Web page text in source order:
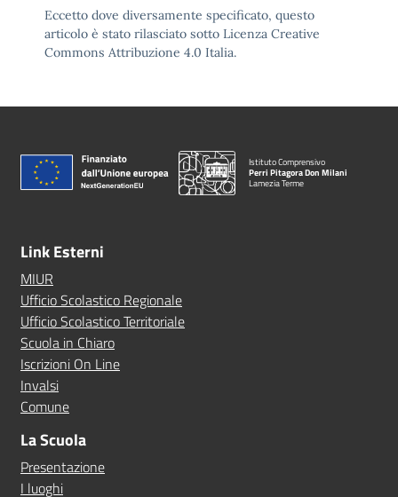
Eccetto dove diversamente specificato, questo
articolo è stato rilasciato sotto Licenza Creative
Commons Attribuzione 4.0 Italia.
Istituto Comprensivo
Perri Pitagora Don Milani
Lamezia Terme
Link Esterni
MIUR
Ufficio Scolastico Regionale
Ufficio Scolastico Territoriale
Scuola in Chiaro
Iscrizioni On Line
Invalsi
Comune
La Scuola
Presentazione
I luoghi